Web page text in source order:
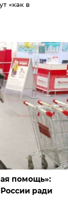
«как в
помощь»:
ради